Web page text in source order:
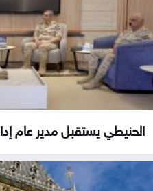
الحنيطي يستقبل مدير عام